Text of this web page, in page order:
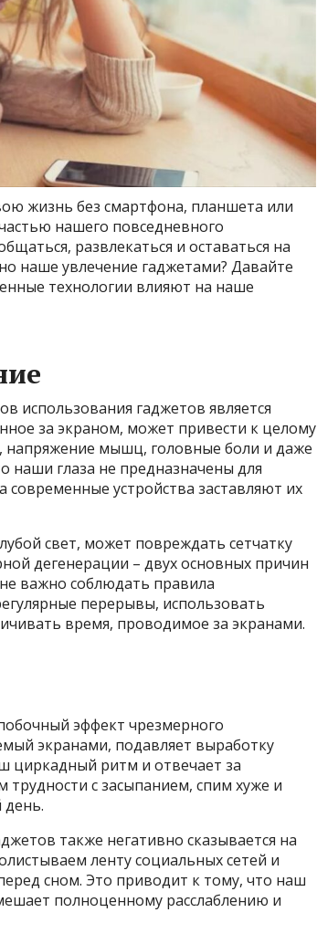
жизнь без смартфона, планшета или
нашего повседневного
развлекаться и оставаться на
наше увлечение гаджетами? Давайте
технологии влияют на наше
использования гаджетов является
за экраном, может привести к целому
напряжение мышц, головные боли и даже
наши глаза не предназначены для
современные устройства заставляют их
свет, может повреждать сетчатку
дегенерации – двух основных причин
важно соблюдать правила
перерывы, использовать
время, проводимое за экранами.
эффект чрезмерного
экранами, подавляет выработку
циркадный ритм и отвечает за
с засыпанием, спим хуже и
день.
также негативно сказывается на
ленту социальных сетей и
сном. Это приводит к тому, что наш
полноценному расслаблению и